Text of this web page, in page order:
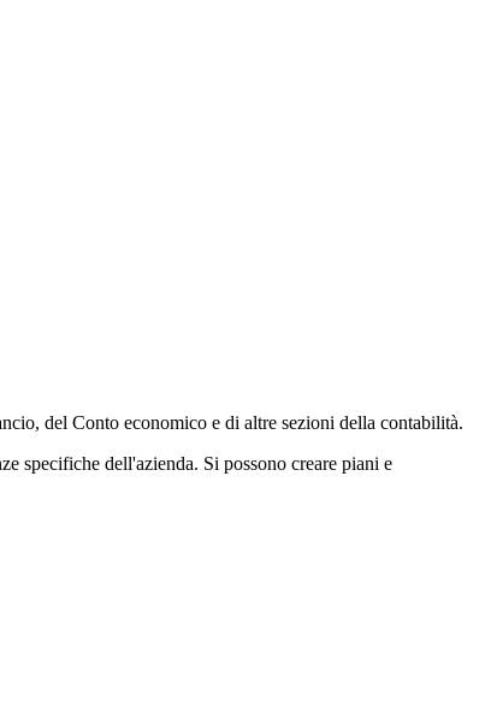
del Conto economico e di altre sezioni della contabilità.
specifiche dell'azienda. Si possono creare piani e